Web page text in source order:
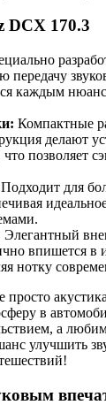
DCX 170.3
передачу
каждым
Компактные
делают
позволяет
Подходит для
Элегантный
впишется в
нотку
в
а
улучшить